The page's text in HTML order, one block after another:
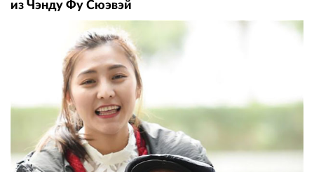
из Чэнду Фу Сюэвэй